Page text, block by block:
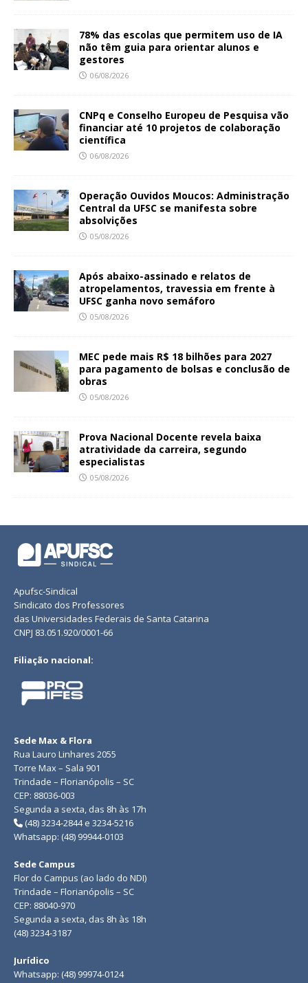
78% das escolas que permitem uso de IA
não têm guia para orientar alunos e
gestores
06/08/2026
CNPq e Conselho Europeu de Pesquisa vão
financiar até 10 projetos de colaboração
científica
06/08/2026
Operação Ouvidos Moucos: Administração
Central da UFSC se manifesta sobre
absolvições
05/08/2026
Após abaixo-assinado e relatos de
atropelamentos, travessia em frente à
UFSC ganha novo semáforo
05/08/2026
MEC pede mais R$ 18 bilhões para 2027
para pagamento de bolsas e conclusão de
obras
05/08/2026
Prova Nacional Docente revela baixa
atratividade da carreira, segundo
especialistas
05/08/2026
Apufsc-Sindical
Sindicato dos Professores
das Universidades Federais de Santa Catarina
CNPJ 83.051.920/0001-66
Filiação nacional:
Sede Max & Flora
Rua Lauro Linhares 2055
Torre Max – Sala 901
Trindade – Florianópolis – SC
CEP: 88036-003
Segunda a sexta, das 8h às 17h
(48) 3234-2844 e 3234-5216
Whatsapp: (48) 99944-0103
Sede Campus
Flor do Campus (ao lado do NDI)
Trindade – Florianópolis – SC
CEP: 88040-970
Segunda a sexta, das 8h às 18h
(48) 3234-3187
Jurídico
Whatsapp: (48) 99974-0124